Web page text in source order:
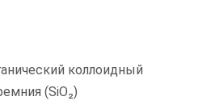
коллоидный
(SiO₂)